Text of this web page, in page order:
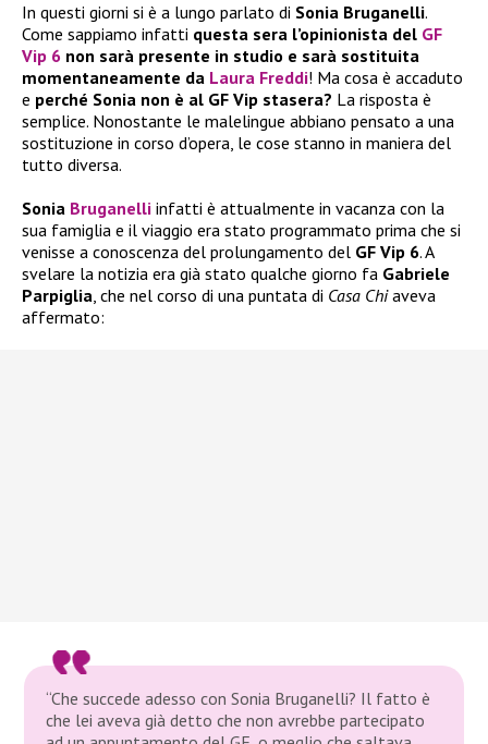
In questi giorni si è a lungo parlato di Sonia Bruganelli.
Come sappiamo infatti questa sera l’opinionista del GF
Vip 6 non sarà presente in studio e sarà sostituita
momentaneamente da Laura Freddi! Ma cosa è accaduto
e perché Sonia non è al GF Vip stasera? La risposta è
semplice. Nonostante le malelingue abbiano pensato a una
sostituzione in corso d’opera, le cose stanno in maniera del
tutto diversa.
Sonia Bruganelli infatti è attualmente in vacanza con la
sua famiglia e il viaggio era stato programmato prima che si
venisse a conoscenza del prolungamento del GF Vip 6. A
svelare la notizia era già stato qualche giorno fa Gabriele
Parpiglia, che nel corso di una puntata di Casa Chiaveva
affermato:
“Che succede adesso con Sonia Bruganelli? Il fatto è
che lei aveva già detto che non avrebbe partecipato